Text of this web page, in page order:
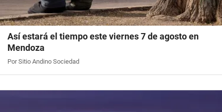
Así estará el tiempo este viernes 7 de agosto en
Mendoza
Por Sitio Andino Sociedad